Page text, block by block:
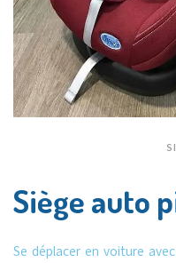
Siège auto
Se déplacer en voiture